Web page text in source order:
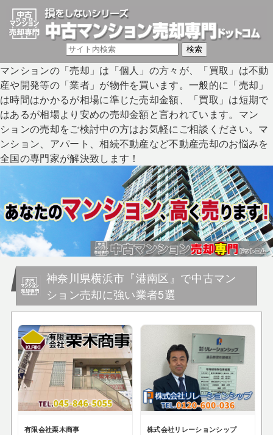
マンションの「売却」は「個人」の方々が、「買取」は不動
産や開発等の「業者」が物件を買います。一般的に「売却」
は時間はかかるが相場に準じた売却金額、「買取」は短期で
はあるが相場より安めの売却金額と言われています。マン
ションの売却をご検討中の方はお気軽にご相談ください。マ
ンション、アパート、相続不動産など不動産売却のお悩みを
全国の専門家が解決致します！
神奈川県横浜市『港南区』で中古マン
ション売却に強い業者5選
有限会社栗木商事 株式会社リレーションシップ